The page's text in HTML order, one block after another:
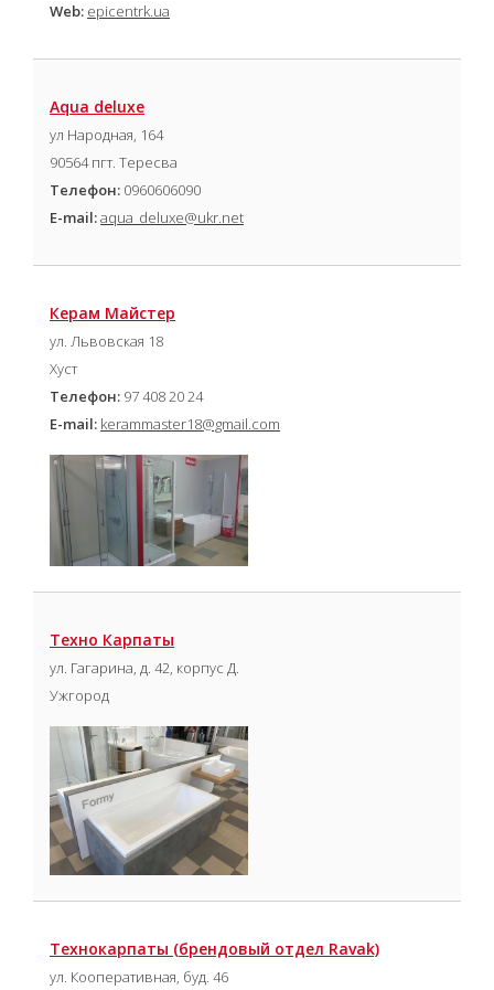
Web: epicentrk.ua
Aqua deluxe
ул Народная, 164
90564 пгт. Тересва
Телефон: 0960606090
E-mail:aqua_deluxe@ukr.net
Керам Майстер
ул. Львовская 18
Хуст
Телефон: 97 408 20 24
E-mail: kerammaster18@gmail.com
Техно Карпаты
ул. Гагарина, д. 42, корпус Д.
Ужгород
Технокарпаты (брендовый отдел Ravak)
ул. Кооперативная, буд. 46